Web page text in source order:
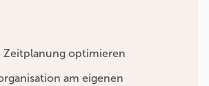
Zeitplanung optimieren
am eigenen